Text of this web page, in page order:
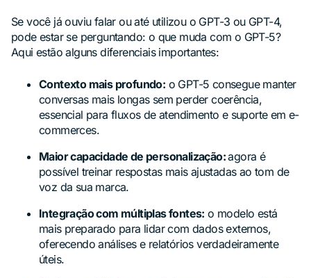
Se você já ouviu falar ou até utilizou o GPT-3 ou GPT-4,
pode estar se perguntando: o que muda com o GPT-5?
Aqui estão alguns diferenciais importantes:
Contexto mais profundo: o GPT-5 consegue manter
conversas mais longas sem perder coerência,
essencial para fluxos de atendimento e suporte em e-
commerces.
Maior capacidade de personalização:agora é
possível treinar respostas mais ajustadas ao tom de
voz da sua marca.
Integração com múltiplas fontes: o modelo está
mais preparado para lidar com dados externos,
oferecendo análises e relatórios verdadeiramente
úteis.